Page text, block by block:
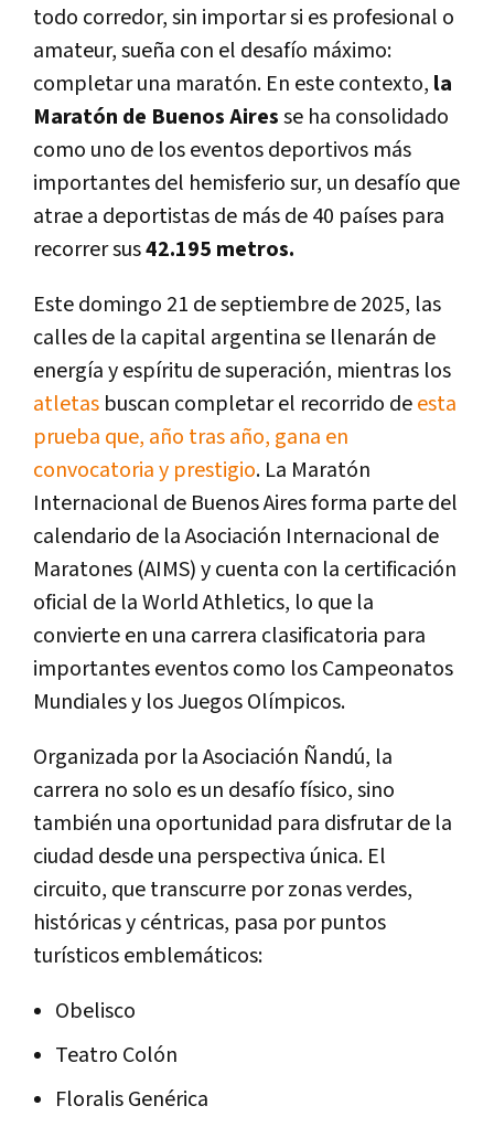
todo corredor, sin importar si es profesional o
amateur, sueña con el desafío máximo:
completar una maratón. En este contexto, la
Maratón de Buenos Airesse ha consolidado
como uno de los eventos deportivos más
importantes del hemisferio sur, un desafío que
atrae a deportistas de más de 40 países para
recorrer sus42.195 metros.
Este domingo 21 de septiembre de 2025, las
calles de la capital argentina se llenarán de
energía y espíritu de superación, mientras los
atletas buscan completar el recorrido deesta
prueba que, año tras año, gana en
convocatoria y prestigio. La Maratón
Internacional de Buenos Aires forma parte del
calendario de la Asociación Internacional de
Maratones (AIMS) y cuenta con la certificación
oficial de la World Athletics, lo que la
convierte en una carrera clasificatoria para
importantes eventos como los Campeonatos
Mundiales y los Juegos Olímpicos.
Organizada por la Asociación Ñandú, la
carrera no solo es un desafío físico, sino
también una oportunidad para disfrutar de la
ciudad desde una perspectiva única. El
circuito, que transcurre por zonas verdes,
históricas y céntricas, pasa por puntos
turísticos emblemáticos:
Obelisco
Teatro Colón
Floralis Genérica